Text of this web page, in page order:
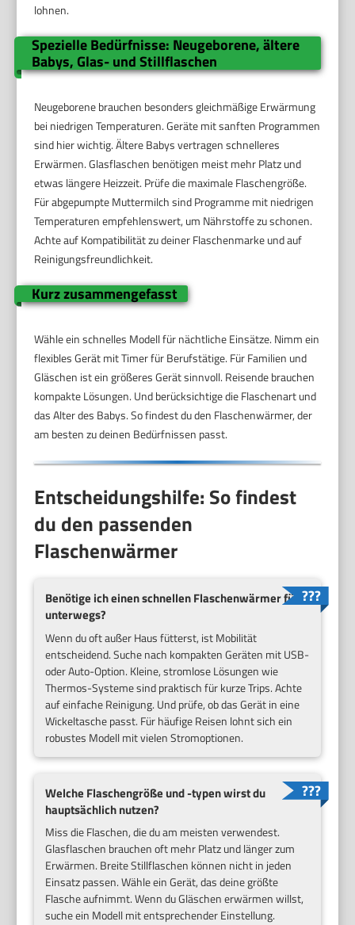
lohnen.
Spezielle Bedürfnisse: Neugeborene, ältere
Babys, Glas- und Stillflaschen
Neugeborene brauchen besonders gleichmäßige Erwärmung
bei niedrigen Temperaturen. Geräte mit sanften Programmen
sind hier wichtig. Ältere Babys vertragen schnelleres
Erwärmen. Glasflaschen benötigen meist mehr Platz und
etwas längere Heizzeit. Prüfe die maximale Flaschengröße.
Für abgepumpte Muttermilch sind Programme mit niedrigen
Temperaturen empfehlenswert, um Nährstoffe zu schonen.
Achte auf Kompatibilität zu deiner Flaschenmarke und auf
Reinigungsfreundlichkeit.
Kurz zusammengefasst
Wähle ein schnelles Modell für nächtliche Einsätze. Nimm ein
flexibles Gerät mit Timer für Berufstätige. Für Familien und
Gläschen ist ein größeres Gerät sinnvoll. Reisende brauchen
kompakte Lösungen. Und berücksichtige die Flaschenart und
das Alter des Babys. So findest du den Flaschenwärmer, der
am besten zu deinen Bedürfnissen passt.
Entscheidungshilfe: So findest
du den passenden
Flaschenwärmer
Benötige ich einen schnellen Flaschenwärmer für
unterwegs?
Wenn du oft außer Haus fütterst, ist Mobilität
entscheidend. Suche nach kompakten Geräten mit USB-
oder Auto-Option. Kleine, stromlose Lösungen wie
Thermos-Systeme sind praktisch für kurze Trips. Achte
auf einfache Reinigung. Und prüfe, ob das Gerät in eine
Wickeltasche passt. Für häufige Reisen lohnt sich ein
robustes Modell mit vielen Stromoptionen.
Welche Flaschengröße und -typen wirst du
hauptsächlich nutzen?
Miss die Flaschen, die du am meisten verwendest.
Glasflaschen brauchen oft mehr Platz und länger zum
Erwärmen. Breite Stillflaschen können nicht in jeden
Einsatz passen. Wähle ein Gerät, das deine größte
Flasche aufnimmt. Wenn du Gläschen erwärmen willst,
suche ein Modell mit entsprechender Einstellung.